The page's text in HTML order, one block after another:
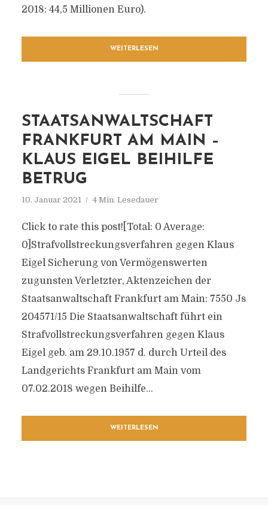
2018: 44,5 Millionen Euro).
WEITERLESEN
STAATSANWALTSCHAFT
FRANKFURT AM MAIN –
KLAUS EIGEL BEIHILFE
BETRUG
10. Januar 2021 4 Min. Lesedauer
Click to rate this post![Total: 0 Average:
0]Strafvollstreckungsverfahren gegen Klaus
Eigel Sicherung von Vermögenswerten
zugunsten Verletzter, Aktenzeichen der
Staatsanwaltschaft Frankfurt am Main: 7550 Js
204571/​15 Die Staatsanwaltschaft führt ein
Strafvollstreckungsverfahren gegen Klaus
Eigel geb. am 29.10.1957 d. durch Urteil des
Landgerichts Frankfurt am Main vom
07.02.2018 wegen Beihilfe...
WEITERLESEN